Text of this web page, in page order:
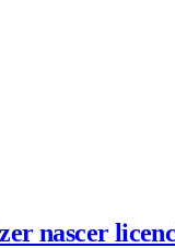
nascer